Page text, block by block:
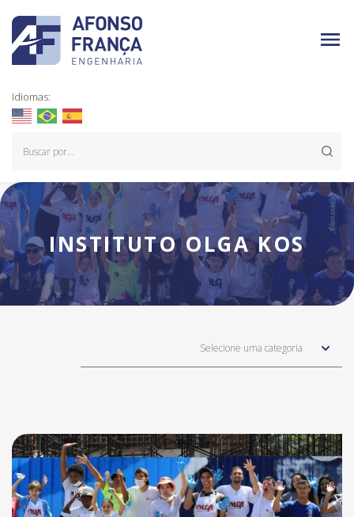
Idiomas:
INSTITUTO OLGA KOS
Selecione uma categoria